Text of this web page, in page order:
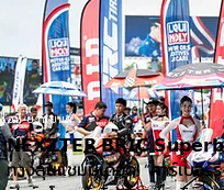
ไอที-ยานยนต์
𝗡𝗘𝗫𝗭𝗧𝗘𝗥 𝗕𝗥𝗜𝗖
ทางลุ้นแชมป์เดือด! “คาร์เบอร์